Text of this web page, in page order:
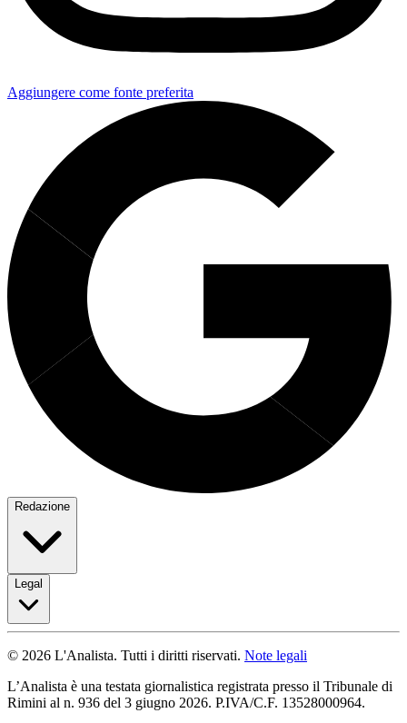
Aggiungere come fonte preferita
Redazione
Legal
© 2026 L'Analista. Tutti i diritti riservati. Note legali
L’Analista è una testata giornalistica registrata presso il Tribunale di
Rimini al n. 936 del 3 giugno 2026. P.IVA/C.F. 13528000964.